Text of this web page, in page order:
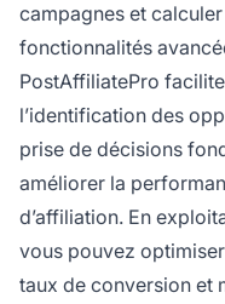
campagnes et
fonctionnalités
PostAffiliatePro
l’identification des
prise de décisions
améliorer la
d’affiliation. En
vous pouvez
taux de conversion et